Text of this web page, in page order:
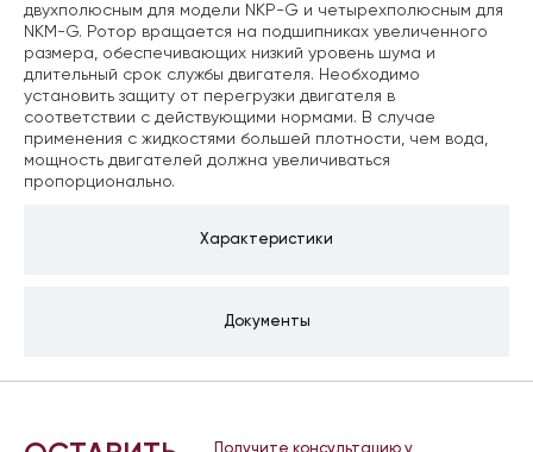
Характеристики
Документы
двухполюсным для модели NKP-G и четырехполюсным для
NKM-G. Ротор вращается на подшипниках увеличенного
размера, обеспечивающих низкий уровень шума и
длительный срок службы двигателя. Необходимо
установить защиту от перегрузки двигателя в
соответствии с действующими нормами. В случае
применения с жидкостями большей плотности, чем вода,
мощность двигателей должна увеличиваться
пропорционально.
Получите консультацию у